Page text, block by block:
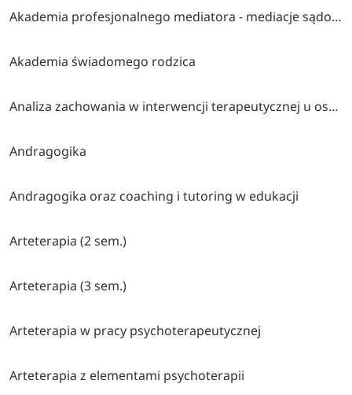
Akademia profesjonalnego mediatora - mediacje sądowe i pozasądowe
Akademia świadomego rodzica
Analiza zachowania w interwencji terapeutycznej u osób z autyzmem i trudnościami rozwojowymi lub behawioralnymi
Andragogika
Andragogika oraz coaching i tutoring w edukacji
Arteterapia (2 sem.)
Arteterapia (3 sem.)
Arteterapia w pracy psychoterapeutycznej
Arteterapia z elementami psychoterapii